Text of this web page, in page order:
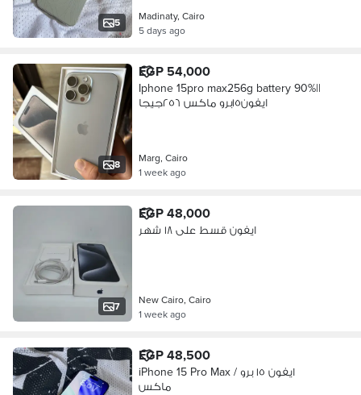
5
Madinaty, Cairo
5 days ago
8
EGP 54,000
Iphone 15pro max256g battery 90%||
ايفون١٥برو ماكس ٢٥٦جيجا
Marg, Cairo
1 week ago
7
EGP 48,000
ايفون قسط على ١٨ شهر
New Cairo, Cairo
1 week ago
EGP 48,500
iPhone 15 Pro Max / ايفون ١٥ برو
ماكس